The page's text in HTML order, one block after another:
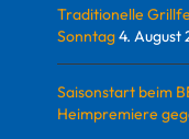
Traditionelle
Sonntag4. August
Saisonstart beim
Heimpremiere